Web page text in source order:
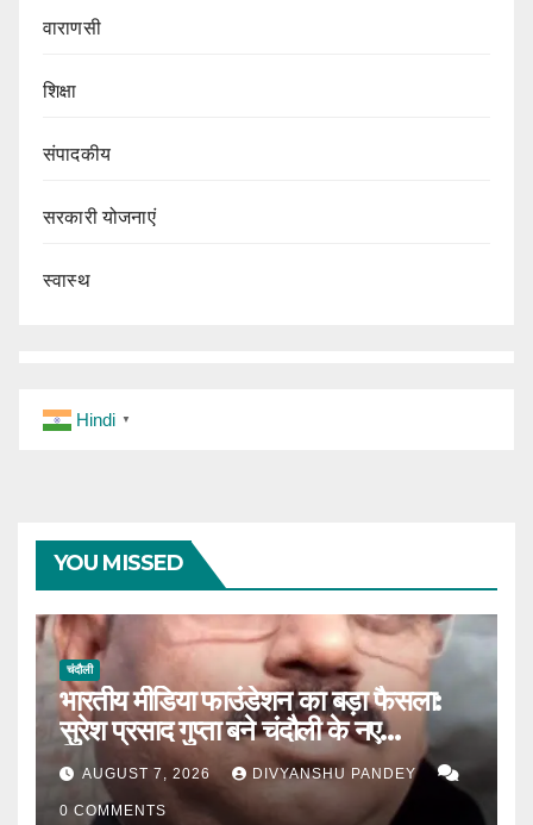
वाराणसी
शिक्षा
संपादकीय
सरकारी योजनाएं
स्वास्थ
Hindi ▼
YOU MISSED
चंदौली
भारतीय मीडिया फाउंडेशन का बड़ा फैसला:
सुरेश प्रसाद गुप्ता बने चंदौली के नए
जिलाध्यक्ष|
AUGUST 7, 2026 DIVYANSHU PANDEY
0 COMMENTS